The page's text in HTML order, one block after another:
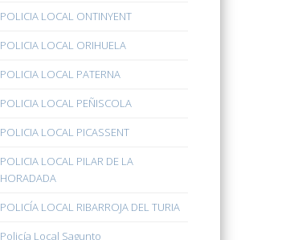
POLICIA LOCAL ONTINYENT
POLICIA LOCAL ORIHUELA
POLICIA LOCAL PATERNA
POLICIA LOCAL PEÑISCOLA
POLICIA LOCAL PICASSENT
POLICIA LOCAL PILAR DE LA
HORADADA
POLICÍA LOCAL RIBARROJA DEL TURIA
Policía Local Sagunto